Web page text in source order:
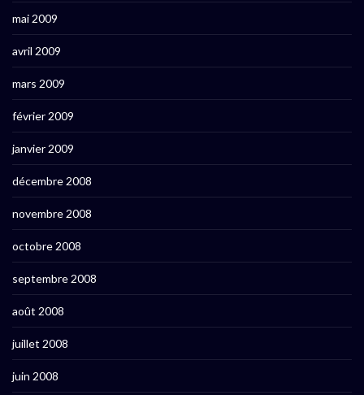
mai 2009
avril 2009
mars 2009
février 2009
janvier 2009
décembre 2008
novembre 2008
octobre 2008
septembre 2008
août 2008
juillet 2008
juin 2008